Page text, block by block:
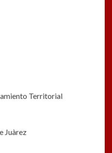
Territorial
Juàrez